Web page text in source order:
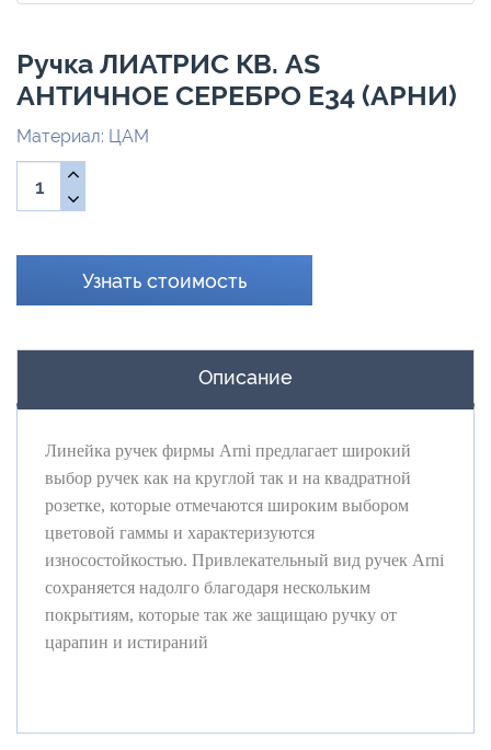
Ручка ЛИАТРИС КВ. AS
АНТИЧНОЕ СЕРЕБРО E34 (АРНИ)
Материал: ЦАМ
Узнать стоимость
Описание
Линейка ручек фирмы Arni предлагает широкий
выбор ручек как на круглой так и на квадратной
розетке, которые отмечаются широким выбором
цветовой гаммы и характеризуются
износостойкостью. Привлекательный вид ручек Arni
сохраняется надолго благодаря нескольким
покрытиям, которые так же защищаю ручку от
царапин и истираний